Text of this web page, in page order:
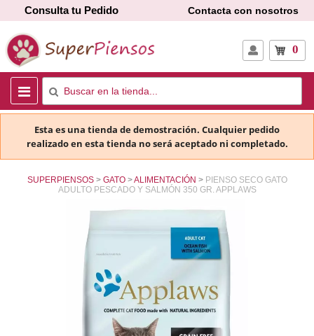
Consulta tu Pedido Contacta con nosotros
0
Esta es una tienda de demostración. Cualquier pedido
realizado en esta tienda no será aceptado ni completado.
SUPERPIENSOS GATO ALIMENTACIÓN
PIENSO SECO GATO
ADULTO PESCADO Y SALMÓN 350 GR. APPLAWS